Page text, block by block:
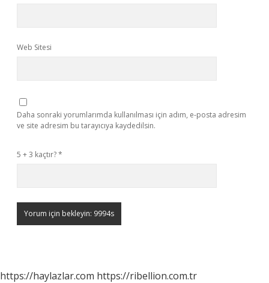
Web Sitesi
Daha sonraki yorumlarımda kullanılması için adım, e-posta adresim
ve site adresim bu tarayıcıya kaydedilsin.
5 + 3 kaçtır?*
https://haylazlar.com https://ribellion.com.tr